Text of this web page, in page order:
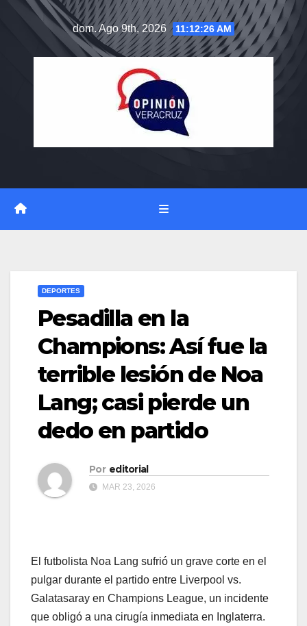
dom. Ago 9th, 2026 11:12:27 AM
DEPORTES
Pesadilla en la
Champions: Así fue la
terrible lesión de Noa
Lang; casi pierde un
dedo en partido
Por editorial
MAR 23, 2026
El futbolista Noa Lang sufrió un grave corte en el
pulgar durante el partido entre Liverpool vs.
Galatasaray en Champions League, un incidente
que obligó a una cirugía inmediata en Inglaterra.